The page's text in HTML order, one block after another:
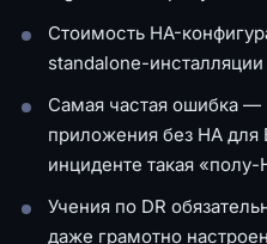
Стоимость HA-
standalone-
Самая частая ошибка —
приложения без HA
инциденте такая
Учения по DR
даже грамотно